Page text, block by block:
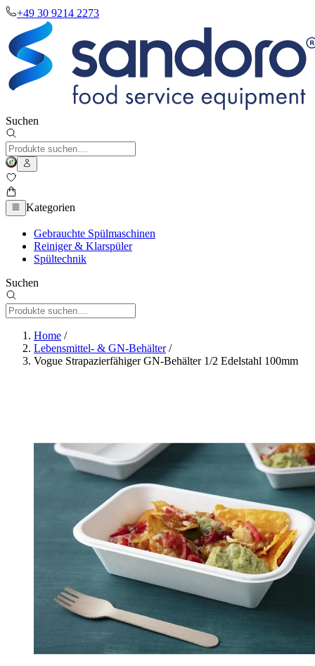
+49 30 9214 2273
Suchen
Kategorien
Gebrauchte Spülmaschinen
Reiniger & Klarspüler
Spültechnik
Suchen
Home /
Lebensmittel- & GN-Behälter/
Vogue Strapazierfähiger GN-Behälter 1/2 Edelstahl 100mm